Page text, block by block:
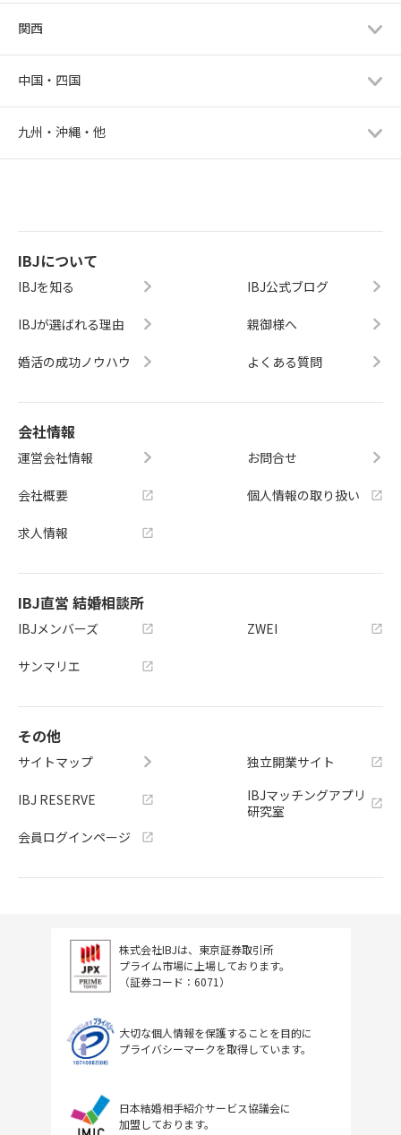
関西
中国・四国
九州・沖縄・他
IBJについて
IBJを知る
IBJが選ばれる理由
婚活の成功ノウハウ
IBJ公式ブログ
親御様へ
よくある質問
会社情報
運営会社情報
会社概要
求人情報
お問合せ
個人情報の取り扱い
IBJ直営 結婚相談所
IBJメンバーズ
サンマリエ
ZWEI
その他
サイトマップ
IBJ RESERVE
会員ログインページ
独立開業サイト
IBJマッチングアプリ
研究室
株式会社IBJは、東京証券取引所
プライム市場に上場しております。
（証券コード：6071）
大切な個人情報を保護することを目的に
プライバシーマークを取得しています。
日本結婚相手紹介サービス協議会に
加盟しております。